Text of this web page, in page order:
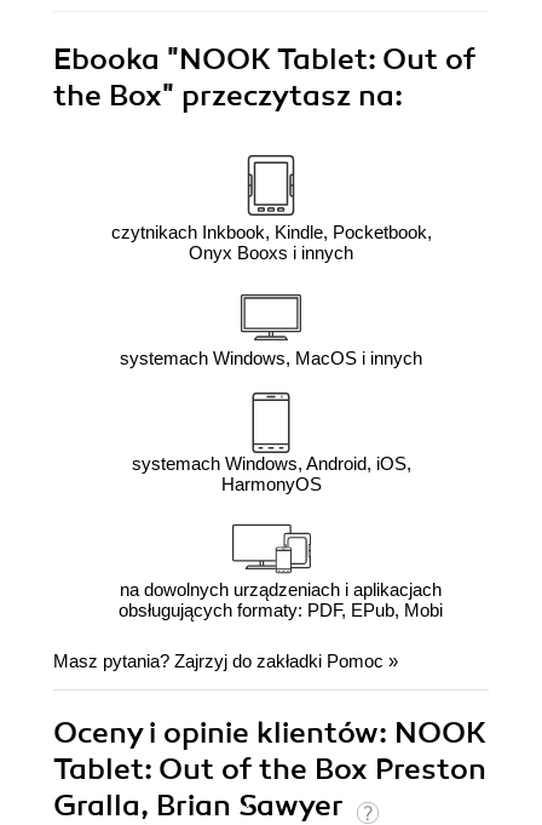
Ebooka "NOOK Tablet: Out of
the Box" przeczytasz na:
czytnikach Inkbook, Kindle, Pocketbook,
Onyx Booxs i innych
systemach Windows, MacOS i innych
systemach Windows, Android, iOS,
HarmonyOS
na dowolnych urządzeniach i aplikacjach
obsługujących formaty: PDF, EPub, Mobi
Masz pytania? Zajrzyj do zakładki Pomoc »
Oceny i opinie klientów: NOOK
Tablet: Out of the Box Preston
Gralla, Brian Sawyer